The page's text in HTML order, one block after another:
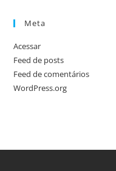
Meta
Acessar
Feed de posts
Feed de comentários
WordPress.org